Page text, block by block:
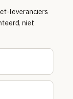
leveranciers
niet